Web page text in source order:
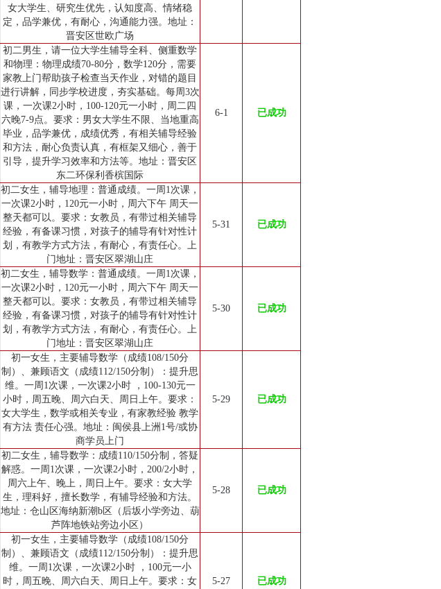
女大学生、研究生优先，认知度高、情绪稳
定，品学兼优，有耐心，沟通能力强。地址：
晋安区世欧广场
初二男生，请一位大学生辅导全科、侧重数学
和物理：物理成绩70-80分，数学120分，需要
家教上门帮助孩子检查当天作业，对错的题目
进行讲解，同步学校进度，夯实基础。每周3次
课，一次课2小时，100-120元一小时，周二四
六晚7-9点。要求：男女大学生不限、当地重高
毕业，品学兼优，成绩优秀，有相关辅导经验
和方法，耐心负责认真，有框架又细心，善于
引导，提升学习效率和方法等。地址：晋安区
东二环保利香槟国际
6-1 已成功
初二女生，辅导地理：普通成绩。一周1次课，
一次课2小时，120元一小时，周六下午 周天一
整天都可以。要求：女教员，有带过相关辅导
经验，有备课习惯，对孩子的辅导有针对性计
划，有教学方式方法，有耐心，有责任心。上
门地址：晋安区翠湖山庄
5-31 已成功
初二女生，辅导数学：普通成绩。一周1次课，
一次课2小时，120元一小时，周六下午 周天一
整天都可以。要求：女教员，有带过相关辅导
经验，有备课习惯，对孩子的辅导有针对性计
划，有教学方式方法，有耐心，有责任心。上
门地址：晋安区翠湖山庄
5-30 已成功
初一女生，主要辅导数学（成绩108/150分
制）、兼顾语文（成绩112/150分制）：提升思
维。一周1次课，一次课2小时 ，100-130元一
小时，周五晚、周六白天、周日上午。要求：
女大学生，数学或相关专业，有家教经验 教学
有方法 责任心强。地址：闽侯县上洲1号/或协
商学员上门
5-29 已成功
初二女生，辅导数学：成绩110/150分制，答疑
解惑。一周1次课，一次课2小时，200/2小时，
周六上午、晚上，周日上午。要求：女大学
生，理科好，擅长数学，有辅导经验和方法。
地址：仓山区海纳新潮b区（后坂小学旁边、葫
芦阵地铁站旁边小区）
5-28 已成功
初一女生，主要辅导数学（成绩108/150分
制）、兼顾语文（成绩112/150分制）：提升思
维。一周1次课，一次课2小时 ，100元一小
时，周五晚、周六白天、周日上午。要求：女
5-27 已成功